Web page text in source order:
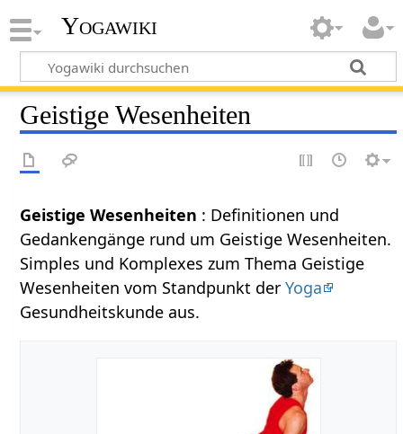
Yogawiki
Geistige Wesenheiten
Geistige Wesenheiten : Definitionen und
Gedankengänge rund um Geistige Wesenheiten.
Simples und Komplexes zum Thema Geistige
Wesenheiten vom Standpunkt derYoga
Gesundheitskunde aus.